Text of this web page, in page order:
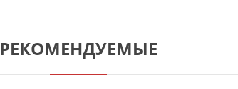
РЕКОМЕНДУЕМЫЕ